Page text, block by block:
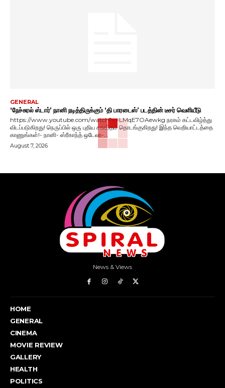
GENERAL
‘நேச்சுரல் ஸ்டார்’ நானி நடித்திருக்கும் ‘தி பாரடைஸ்’ படத்தின் டீசர் வெளியீடு
https://www.youtube.com/watch?v=LMqE7OAewkg நரகம் கட்டவிழ்த்து
விடப்படுகிறது! நெருப்பில் ஒரு புதிய சகாப்தம் தொடங்குகிறது! இந்த வெறியாட்டத்தை
காணுங்கள்!- நானி- ஸ்ரீகாந்த் ஒடேலா-...
August 7, 2026
News & Views
HOME
GENERAL
CINEMA
MOVIE REVIEW
GALLERY
HEALTH
POLITICS